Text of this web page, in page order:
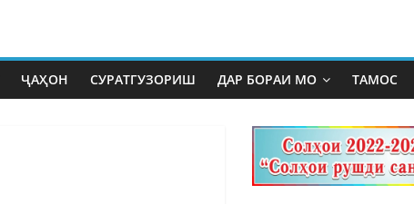
ҶАҲОН СУРАТГУЗОРИШ ДАР БОРАИ МО ТАМОС